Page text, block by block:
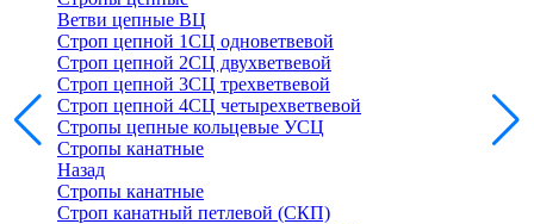
Ветви цепные ВЦ
Строп цепной 1СЦ одноветвевой
Строп цепной 2СЦ двухветвевой
Строп цепной 3СЦ трехветвевой
Строп цепной 4СЦ четырехветвевой
Стропы цепные кольцевые УСЦ
Стропы канатные
Назад
Стропы канатные
Строп канатный петлевой (СКП)